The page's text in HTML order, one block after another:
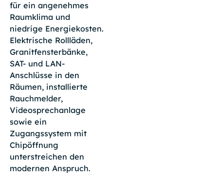
für ein angenehmes
Raumklima und
niedrige Energiekosten.
Elektrische Rollläden,
Granitfensterbänke,
SAT- und LAN-
Anschlüsse in den
Räumen, installierte
Rauchmelder,
Videosprechanlage
sowie ein
Zugangssystem mit
Chipöffnung
unterstreichen den
modernen Anspruch.